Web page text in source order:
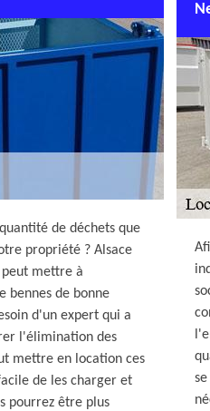
de déchets que
propriété ? Alsace
peut mettre à
bennes de bonne
d'un expert qui a
l'élimination des
mettre en location ces
de les charger et
pourrez être plus